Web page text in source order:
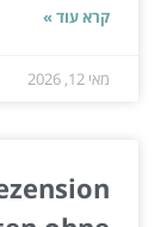
קרא עוד »
מאי 12, 2026